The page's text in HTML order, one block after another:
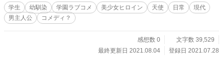
と"今月の支出"と書かれたメモ帳と紙切れがもう一枚。 その優秀な生徒の将来の
希望などと書かれた紙も少年を悩ませる種の一つだ。 いわゆる進路希望調査、
成績がなまじ優秀なだけに全校への発表用という、まあ準備のいいもんだ。 少
はお嫁さんです・・・と」 冬のアパートから発されたそんな頭の悪い呟きは底
が見える小銭と共に寂しく消えていった。 －
学生 幼馴染 学園ラブコメ 美少女ヒロイン 天使 日常
現代
男主人公
コメディ？
感想数 0
文字数 39,529
最終更新日 2021.08.04
登録日 2021.07.28